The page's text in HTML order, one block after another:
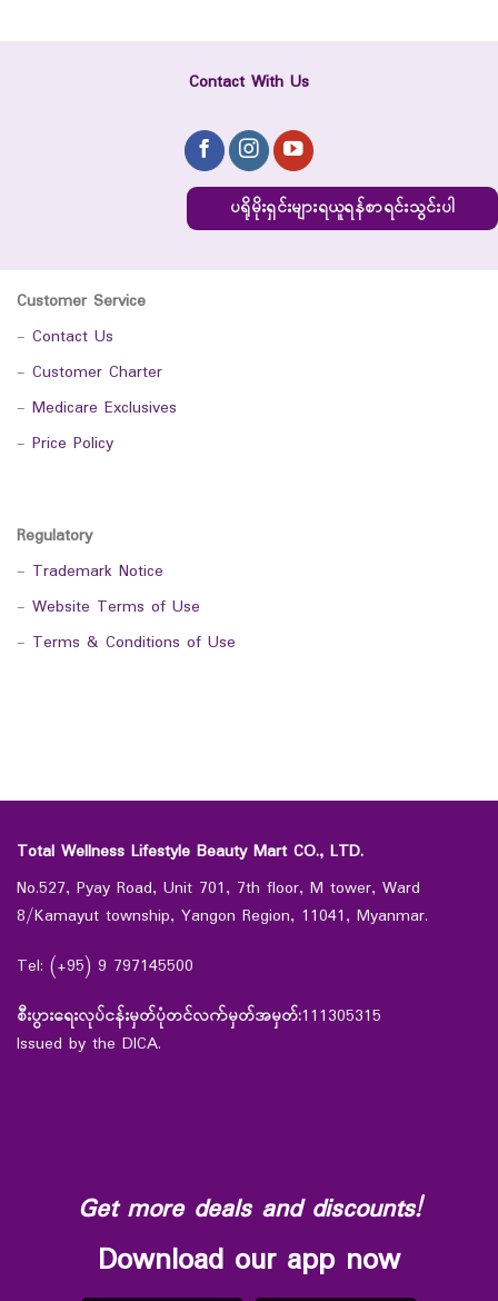
Contact With Us
ပရိုမိုးရှင်းများရယူရန်စာရင်းသွင်းပါ
Customer Service
- Contact Us
- Customer Charter
- Medicare Exclusives
- Price Policy
Regulatory
- Trademark Notice
- Website Terms of Use
- Terms & Conditions of Use
Total Wellness Lifestyle Beauty Mart CO., LTD.
No.527, Pyay Road, Unit 701, 7th floor, M tower, Ward
8/Kamayut township, Yangon Region, 11041, Myanmar.
Tel: (+95) 9 797145500
စီးပွားရေးလုပ်ငန်းမှတ်ပုံတင်လက်မှတ်အမှတ်:111305315
Issued by the DICA.
Get more deals and discounts!
Download our app now